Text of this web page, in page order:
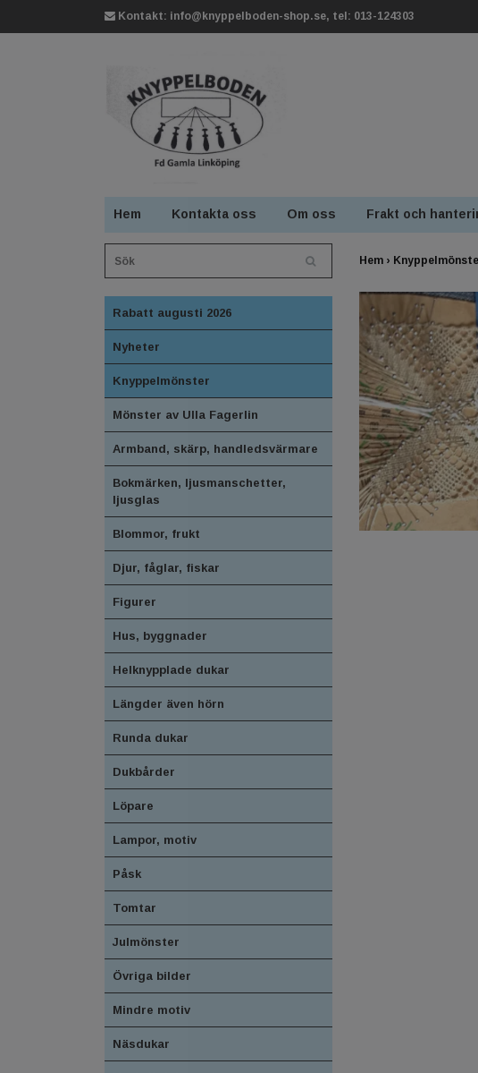
Kontakt: info@knyppelboden-shop.se, tel: 013-124303
Hem Kontakta oss Om oss Frakt och
Rabatt augusti 2026
Nyheter
Knyppelmönster
Mönster av Ulla Fagerlin
Armband, skärp, handledsvärmare
Bokmärken, ljusmanschetter,
ljusglas
Blommor, frukt
Djur, fåglar, fiskar
Figurer
Hus, byggnader
Helknypplade dukar
Längder även hörn
Runda dukar
Dukbårder
Löpare
Lampor, motiv
Påsk
Tomtar
Julmönster
Övriga bilder
Mindre motiv
Näsdukar
Hem ›